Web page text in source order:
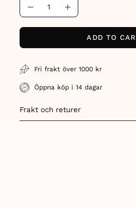
Quantity
Decrease
Quantity
Increase
Quantity
ADD TO
Fri frakt över 1000 kr
Öppna köp i 14 dagar
Frakt och returer